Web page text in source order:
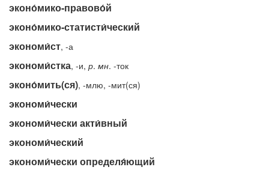
эконо́мико-правово́й
эконо́мико-статисти́ческий
экономи́ст, -а
экономи́стка, -и, р. мн. -ток
эконо́мить(ся), -млю, -мит(ся)
экономи́чески
экономи́чески акти́вный
экономи́ческий
экономи́чески определя́ющий